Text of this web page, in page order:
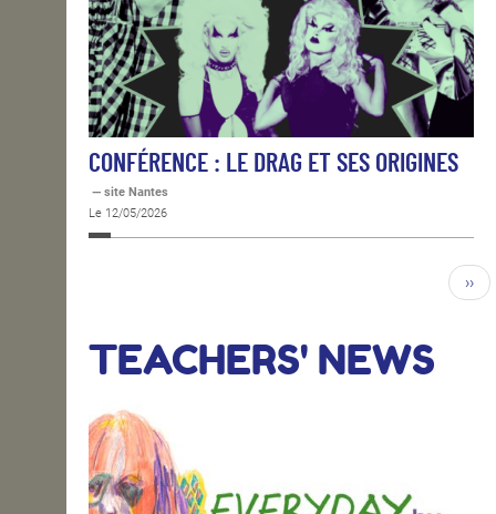
CONFÉRENCE : LE DRAG ET SES ORIGINES
— site Nantes
Le 12/05/2026
››
TEACHERS' NEWS